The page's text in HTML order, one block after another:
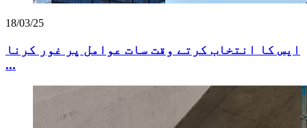
18/03/25
ایس کا انتخاب کرتے وقت سات عوامل پر غور کرنا
...